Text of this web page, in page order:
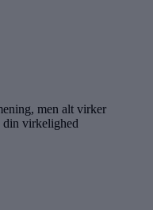
men alt virker
din virkelighed